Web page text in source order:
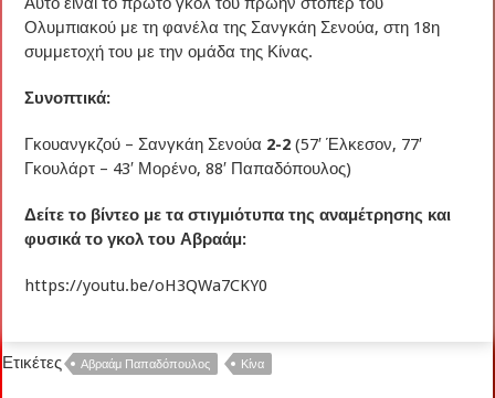
Ολυμπιακού με τη φανέλα της Σανγκάη Σενούα, στη 18η
συμμετοχή του με την ομάδα της Κίνας.
Συνοπτικά:
Γκουανγκζού – Σανγκάη Σενούα 2-2 (57′ Έλκεσον, 77′
Γκουλάρτ – 43′ Μορένο, 88′ Παπαδόπουλος)
Δείτε το βίντεο με τα στιγμιότυπα της αναμέτρησης και
φυσικά το γκολ του Αβραάμ:
https://youtu.be/oH3QWa7CKY0
Ετικέτες Αβραάμ Παπαδόπουλος Κίνα